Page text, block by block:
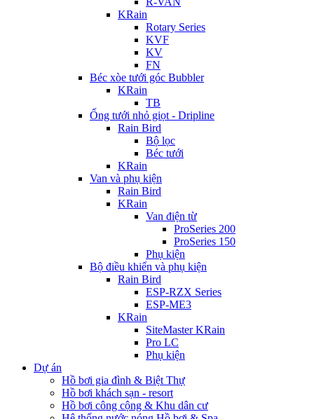
KRain
Rotary Series
KVF
KV
FN
Béc xòe tưới góc Bubbler
KRain
TB
Ống tưới nhỏ giọt - Dripline
Rain Bird
Bộ lọc
Béc tưới
KRain
Van và phụ kiện
Rain Bird
KRain
Van điện từ
ProSeries 200
ProSeries 150
Phụ kiện
Bộ điều khiển và phụ kiện
Rain Bird
ESP-RZX Series
ESP-ME3
KRain
SiteMaster KRain
Pro LC
Phụ kiện
Dự án
Hồ bơi gia đình & Biệt Thự
Hồ bơi khách sạn - resort
Hồ bơi công cộng & Khu dân cư